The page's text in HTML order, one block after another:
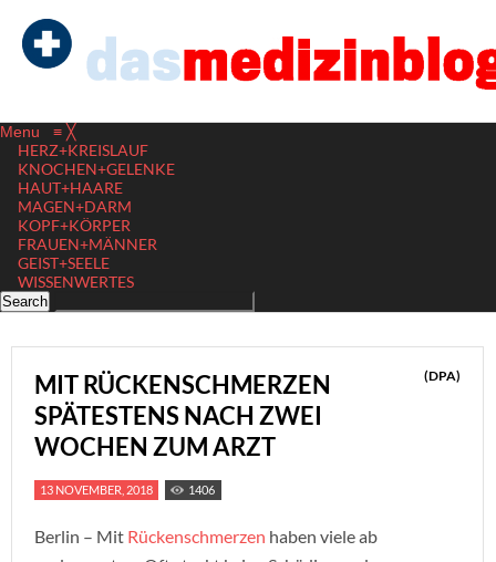
Menu ≡ ╳
HERZ+KREISLAUF
KNOCHEN+GELENKE
HAUT+HAARE
MAGEN+DARM
KOPF+KÖRPER
FRAUEN+MÄNNER
GEIST+SEELE
WISSENWERTES
MIT RÜCKENSCHMERZEN
SPÄTESTENS NACH ZWEI
WOCHEN ZUM ARZT
(DPA)
13 NOVEMBER, 2018 1406
Berlin – Mit Rückenschmerzen haben viele ab